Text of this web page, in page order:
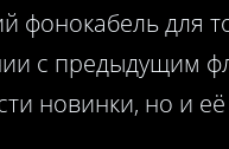
фонокабель для
с предыдущим
новинки, но и